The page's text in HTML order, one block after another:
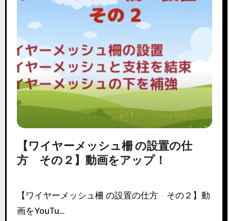
【ワイヤーメッシュ柵 の設置の仕
方 その２】動画をアップ！
【ワイヤーメッシュ柵 の設置の仕方 その２】動
画をYouTu…